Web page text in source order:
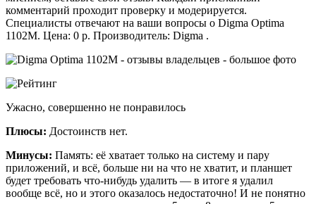
комментарий проходит проверку и модерируется.
Специалисты отвечают на ваши вопросы о Digma Optima
1102M. Цена: 0 р. Производитель: Digma .
Ужасно, совершенно не понравилось
Плюсы: Достоинств нет.
Минусы: Память: её хватает только на систему и пару
приложений, и всё, больше ни на что не хватит, и планшет
будет требовать что-нибудь удалить — в итоге я удалил
вообще всё, но и этого оказалось недостаточно! И не понятно